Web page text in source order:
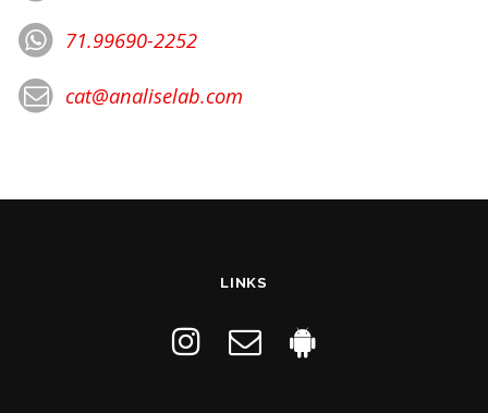
71.99690-2252
cat@analiselab.com
LINKS